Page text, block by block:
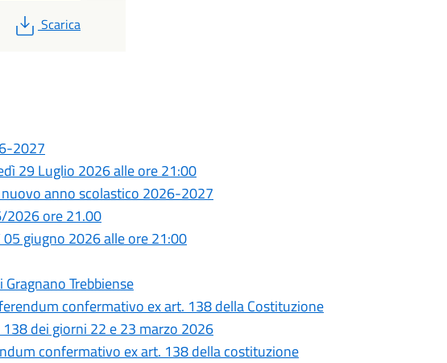
PDF
Scarica
2027
29 Luglio 2026 alle ore 21:00
nuovo anno scolastico 2026-2027
2026 ore 21.00
giugno 2026 alle ore 21:00
Trebbiense
confermativo ex art. 138 della Costituzione
dei giorni 22 e 23 marzo 2026
confermativo ex art. 138 della costituzione